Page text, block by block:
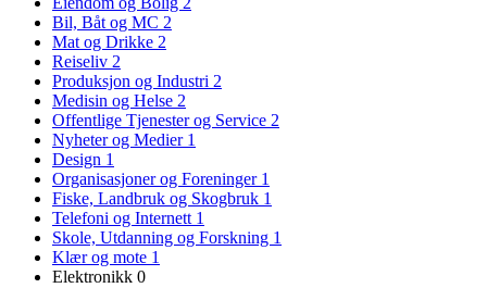
Bil, Båt og MC 2
Mat og Drikke 2
Reiseliv 2
Produksjon og Industri 2
Medisin og Helse 2
Offentlige Tjenester og Service 2
Nyheter og Medier 1
Design 1
Organisasjoner og Foreninger 1
Fiske, Landbruk og Skogbruk 1
Telefoni og Internett 1
Skole, Utdanning og Forskning 1
Klær og mote 1
Elektronikk 0